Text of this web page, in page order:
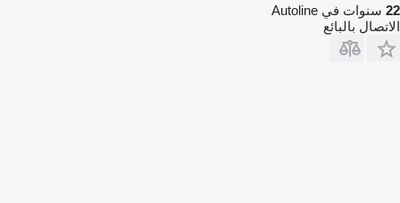
22 سنوات في Autoline
الاتصال بالبائع